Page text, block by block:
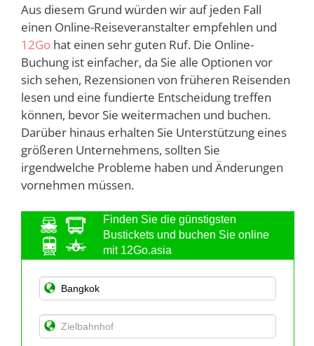
Aus diesem Grund würden wir auf jeden Fall
einen Online-Reiseveranstalter empfehlen und
12Go hat einen sehr guten Ruf. Die Online-
Buchung ist einfacher, da Sie alle Optionen vor
sich sehen, Rezensionen von früheren Reisenden
lesen und eine fundierte Entscheidung treffen
können, bevor Sie weitermachen und buchen.
Darüber hinaus erhalten Sie Unterstützung eines
größeren Unternehmens, sollten Sie
irgendwelche Probleme haben und Änderungen
vornehmen müssen.
Finden Sie die günstigsten
Bustickets und buchen Sie online
mit 12Go.asia